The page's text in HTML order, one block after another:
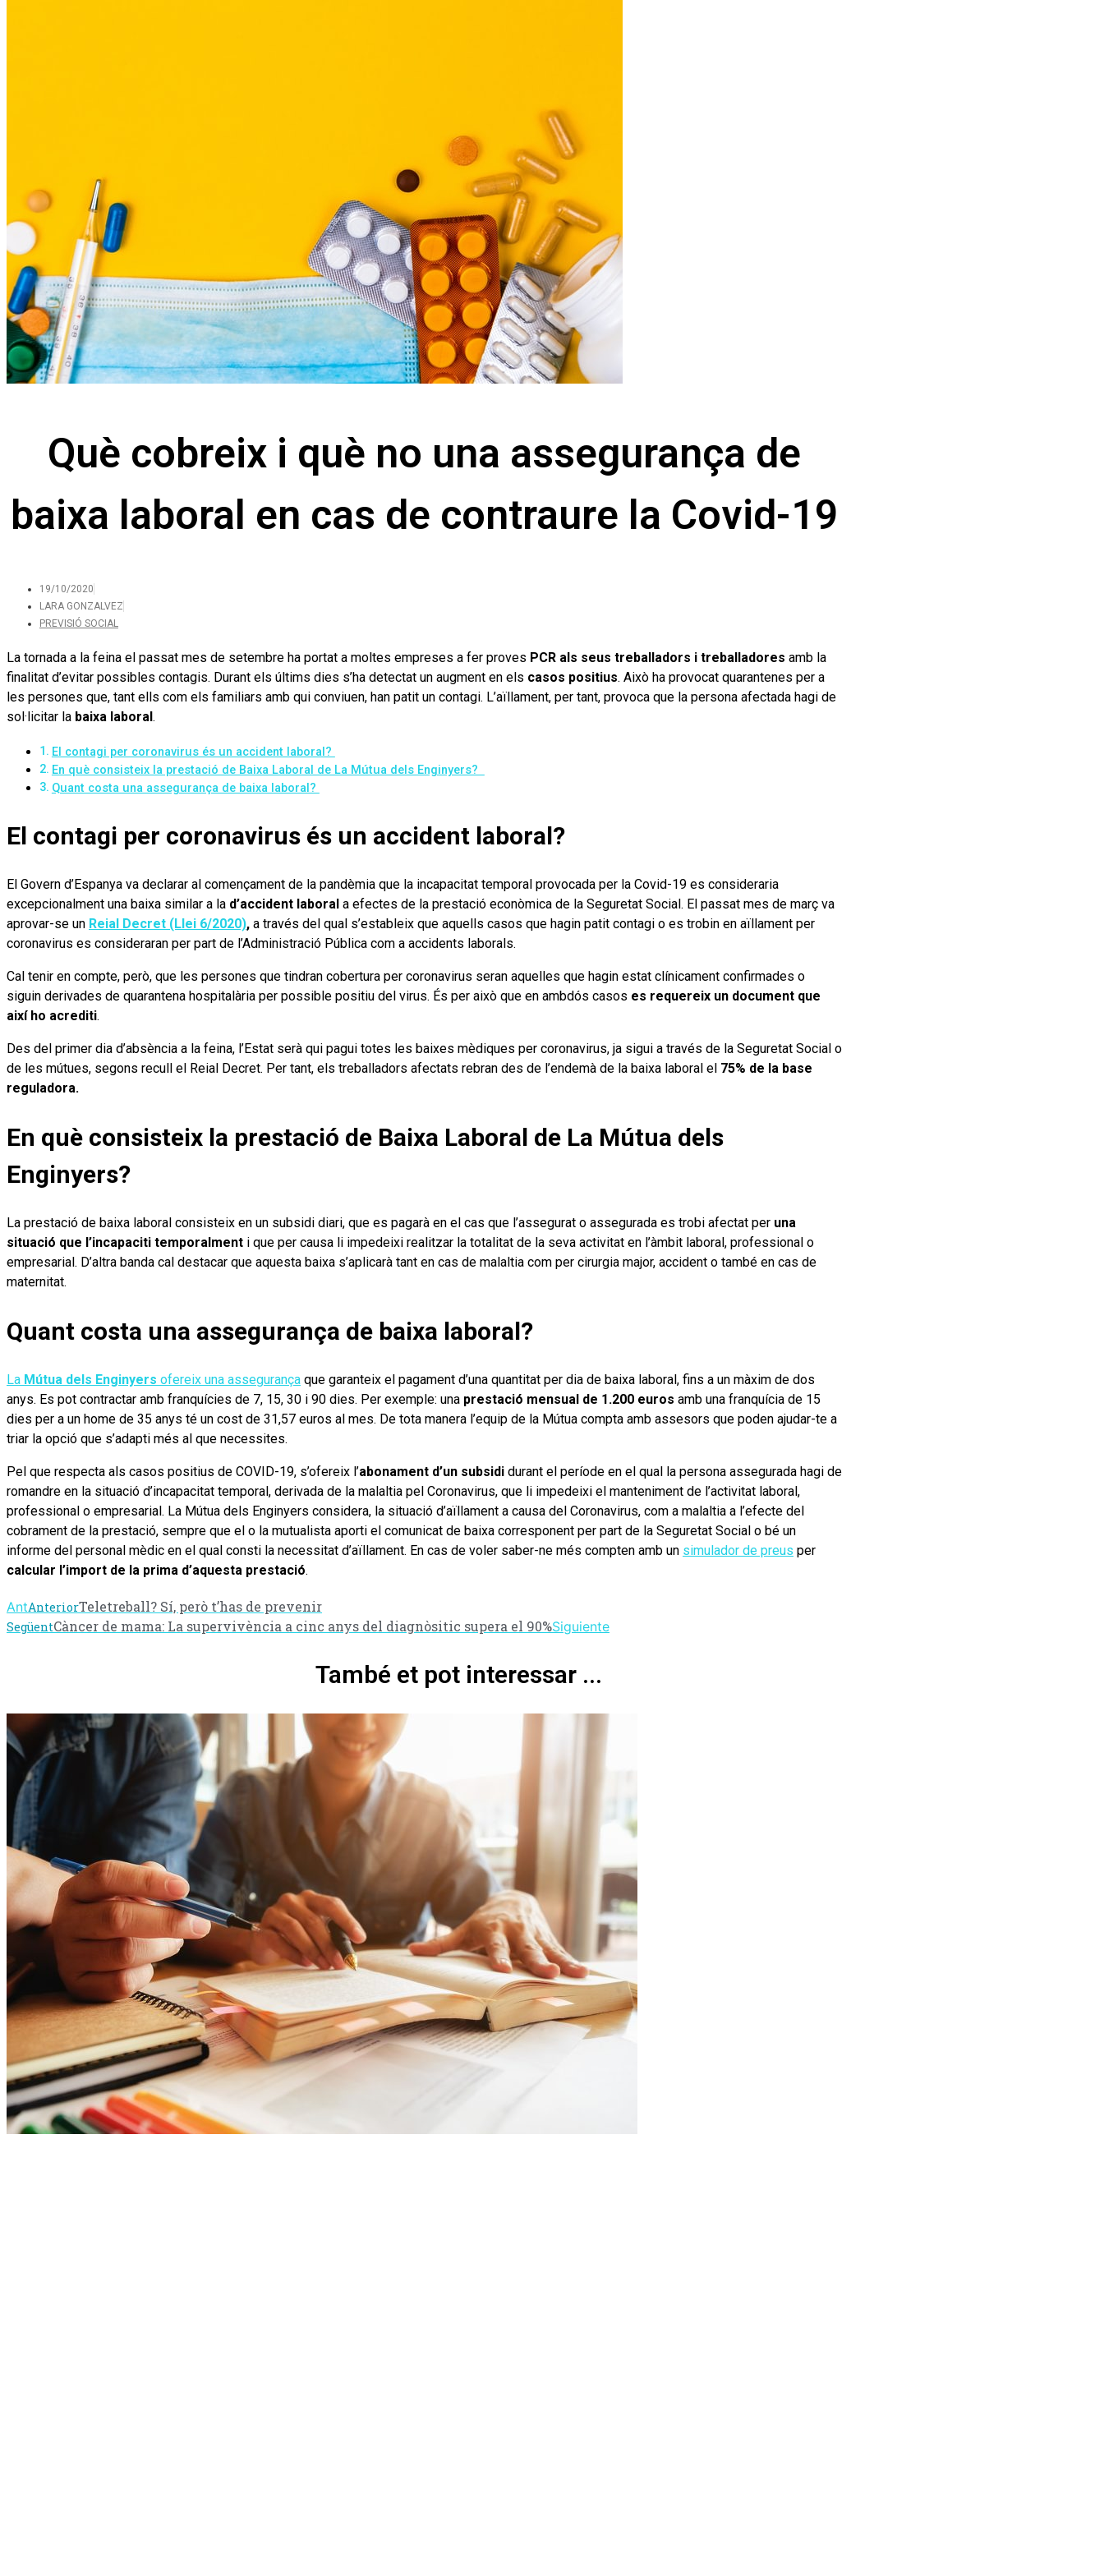
Què cobreix i què no una assegurança de
baixa laboral en cas de contraure la Covid-19
19/10/2020
LARA GONZALVEZ
PREVISIÓ SOCIAL
La tornada a la feina el passat mes de setembre ha portat a moltes empreses a fer proves PCR als seus treballadors i treballadores amb la
finalitat d’evitar possibles contagis. Durant els últims dies s’ha detectat un augment en els casos positius. Això ha provocat quarantenes per a
les persones que, tant ells com els familiars amb qui conviuen, han patit un contagi. L’aïllament, per tant, provoca que la persona afectada hagi de
sol·licitar la baixa laboral.
El contagi per coronavirus és un accident laboral?
En què consisteix la prestació de Baixa Laboral de La Mútua dels Enginyers?
Quant costa una assegurança de baixa laboral?
El contagi per coronavirus és un accident laboral?
El Govern d’Espanya va declarar al començament de la pandèmia que la incapacitat temporal provocada per la Covid-19 es consideraria
excepcionalment una baixa similar a la d’accident laboral a efectes de la prestació econòmica de la Seguretat Social. El passat mes de març va
aprovar-se un Reial Decret (Llei 6/2020), a través del qual s’estableix que aquells casos que hagin patit contagi o es trobin en aïllament per
coronavirus es consideraran per part de l’Administració Pública com a accidents laborals.
Cal tenir en compte, però, que les persones que tindran cobertura per coronavirus seran aquelles que hagin estat clínicament confirmades o
siguin derivades de quarantena hospitalària per possible positiu del virus. És per això que en ambdós casos es requereix un document que
així ho acrediti.
Des del primer dia d’absència a la feina, l’Estat serà qui pagui totes les baixes mèdiques per coronavirus, ja sigui a través de la Seguretat Social o
de les mútues, segons recull el Reial Decret. Per tant, els treballadors afectats rebran des de l’endemà de la baixa laboral el 75% de la base
reguladora.
En què consisteix la prestació de Baixa Laboral de La Mútua dels
Enginyers?
La prestació de baixa laboral consisteix en un subsidi diari, que es pagarà en el cas que l’assegurat o assegurada es trobi afectat per una
situació que l’incapaciti temporalment i que per causa li impedeixi realitzar la totalitat de la seva activitat en l’àmbit laboral, professional o
empresarial. D’altra banda cal destacar que aquesta baixa s’aplicarà tant en cas de malaltia com per cirurgia major, accident o també en cas de
maternitat.
Quant costa una assegurança de baixa laboral?
La Mútua dels Enginyers ofereix una assegurança que garanteix el pagament d’una quantitat per dia de baixa laboral, fins a un màxim de dos
anys. Es pot contractar amb franquícies de 7, 15, 30 i 90 dies. Per exemple: una prestació mensual de 1.200 euros amb una franquícia de 15
dies per a un home de 35 anys té un cost de 31,57 euros al mes. De tota manera l’equip de la Mútua compta amb assesors que poden ajudar-te a
triar la opció que s’adapti més al que necessites.
Pel que respecta als casos positius de COVID-19, s’ofereix l’abonament d’un subsidi durant el període en el qual la persona assegurada hagi de
romandre en la situació d’incapacitat temporal, derivada de la malaltia pel Coronavirus, que li impedeixi el manteniment de l’activitat laboral,
professional o empresarial. La Mútua dels Enginyers considera, la situació d’aïllament a causa del Coronavirus, com a malaltia a l’efecte del
cobrament de la prestació, sempre que el o la mutualista aporti el comunicat de baixa corresponent per part de la Seguretat Social o bé un
informe del personal mèdic en el qual consti la necessitat d’aïllament. En cas de voler saber-ne més compten amb un simulador de preus per
calcular l’import de la prima d’aquesta prestació.
AntAnteriorTeletreball? Sí, però t’has de prevenir
SegüentCàncer de mama: La supervivència a cinc anys del diagnòsitic supera el 90%Siguiente
També et pot interessar ...